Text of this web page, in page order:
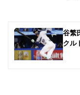
谷繁
クル